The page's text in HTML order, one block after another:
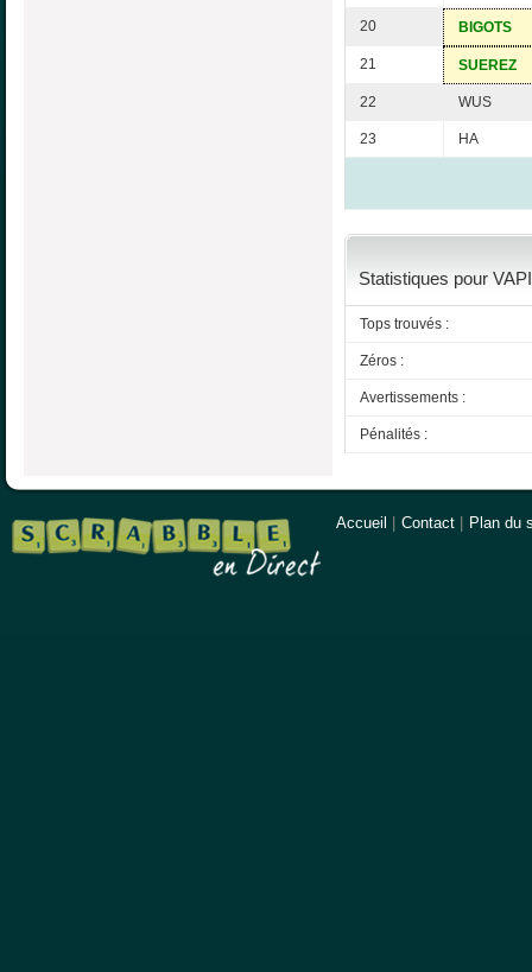
20 BIGOTS
21 SUEREZ
22 WUS
23 HA
Statistiques pour
Tops trouvés :
Zéros :
Avertissements :
Pénalités :
Accueil Contact Plan du